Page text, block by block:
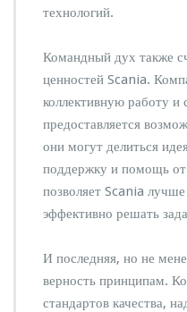
технологий.
Командный дух также
ценностей Scania.
коллективную работу и
предоставляется
они могут делиться
поддержку и помощь
позволяет Scania
эффективно решать
И последняя, но не
верность принципам.
стандартов качества,